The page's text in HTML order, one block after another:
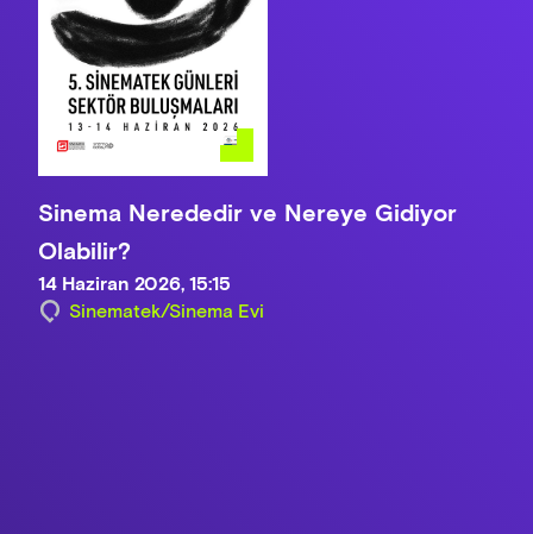
Sinema Nerededir ve Nereye Gidiyor
Olabilir?
14 Haziran 2026, 15:15
Sinematek/Sinema Evi